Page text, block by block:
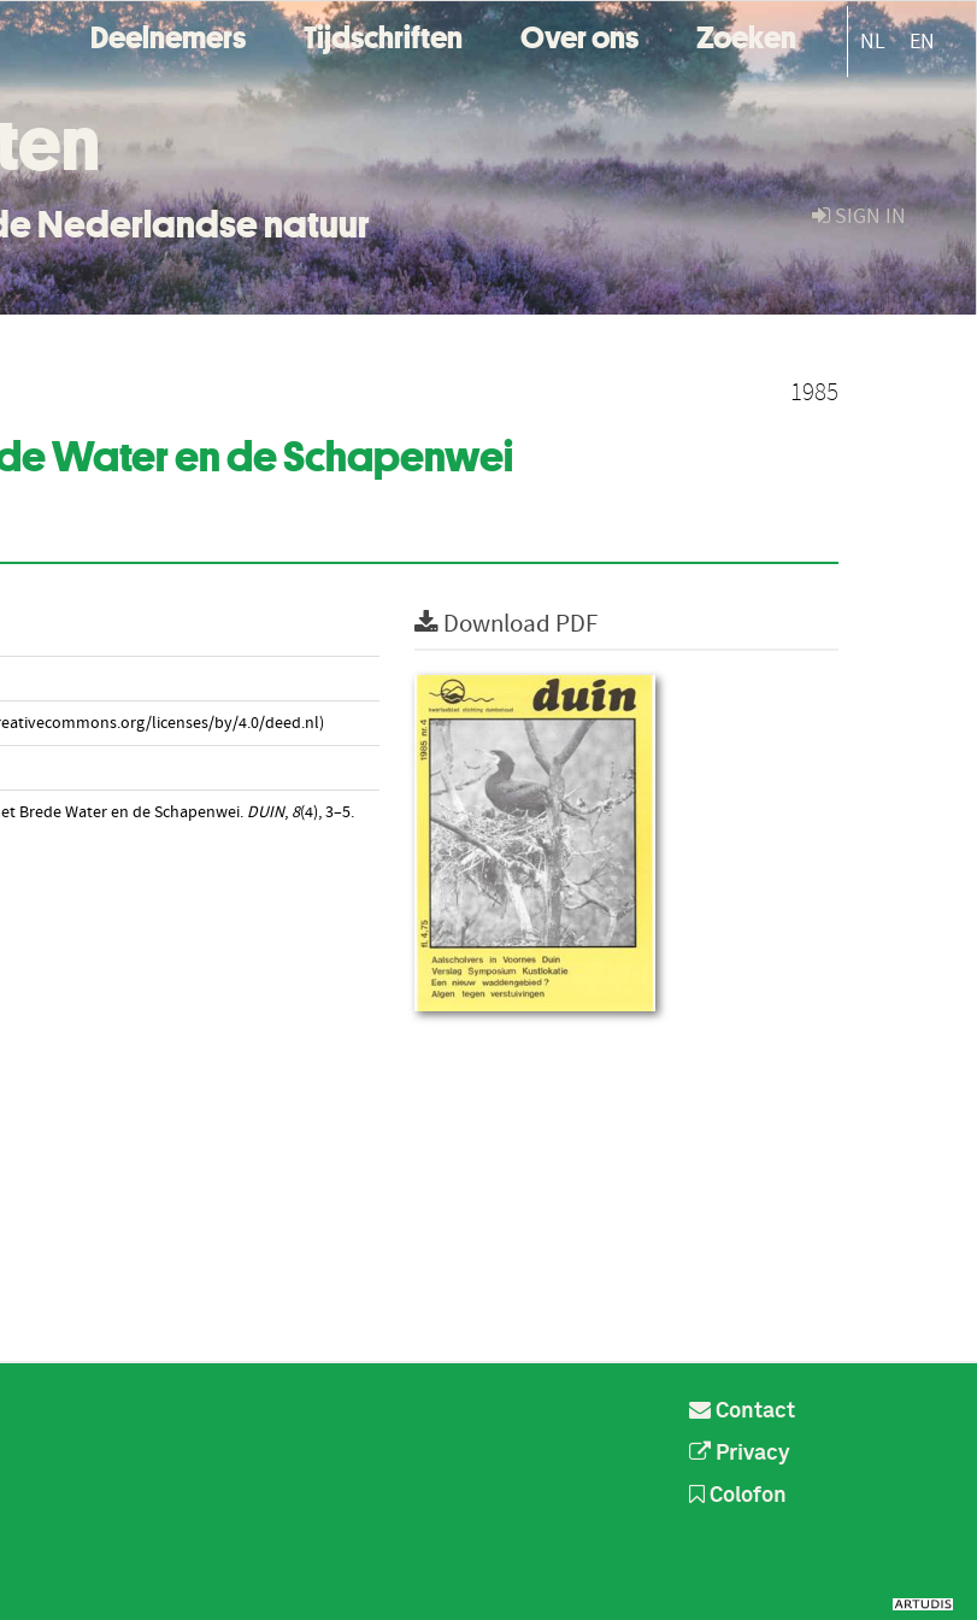
Deelnemers Tijdschriften Over ons Zoeken NL EN
SIGN IN
Nederlandse natuur
1985
Water en de Schapenwei
licenses/by/4.0/deed.nl)
Brede Water en de Schapenwei. DUIN, 8(4), 3–5.
Download PDF
Contact
Privacy
Colofon